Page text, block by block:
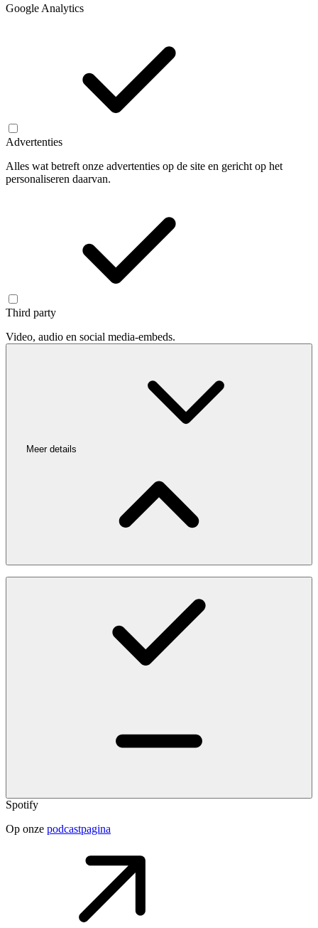
Google Analytics
Advertenties
Alles wat betreft onze advertenties op de site en gericht op het
personaliseren daarvan.
Third party
Video, audio en social media-embeds.
Meer details
Spotify
Op onze podcastpagina